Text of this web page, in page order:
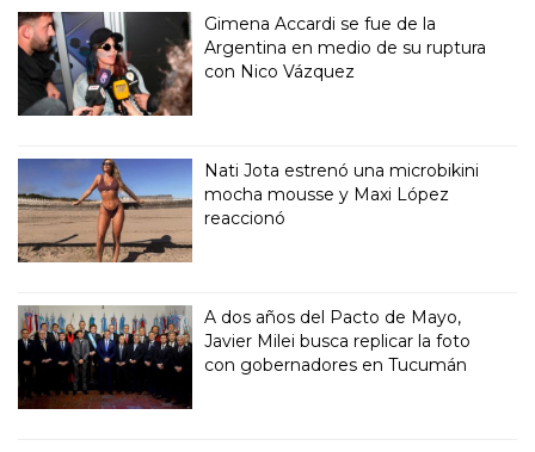
Gimena Accardi se fue de la
Argentina en medio de su ruptura
con Nico Vázquez
Nati Jota estrenó una microbikini
mocha mousse y Maxi López
reaccionó
A dos años del Pacto de Mayo,
Javier Milei busca replicar la foto
con gobernadores en Tucumán